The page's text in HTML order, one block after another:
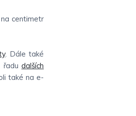
centimetr
. Dále také
řadudalších
také na e-